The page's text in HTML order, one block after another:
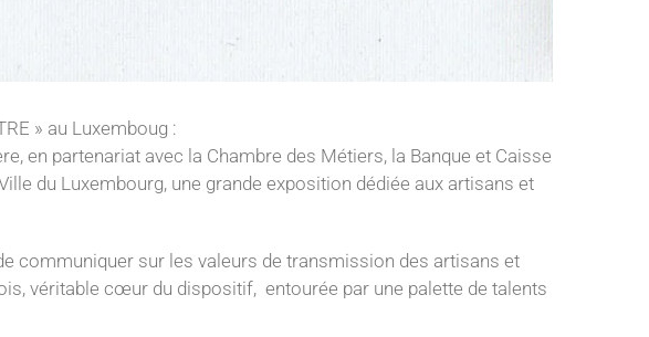
» au Luxemboug :
en partenariat avec la Chambre des Métiers, la Banque et Caisse
du Luxembourg, une grande exposition dédiée aux artisans et
communiquer sur les valeurs de transmission des artisans et
véritable cœur du dispositif, entourée par une palette de talents